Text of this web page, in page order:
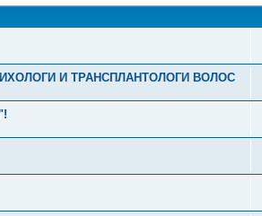
И ТРАНСПЛАНТОЛОГИ ВОЛОС